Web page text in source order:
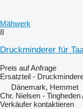
Mähwerk
8
Druckminderer für
Preis auf Anfrage
Ersatzteil -
Dänemark, Hemmet
Chr. Nielsen - Tingheden
Verkäufer kontaktieren